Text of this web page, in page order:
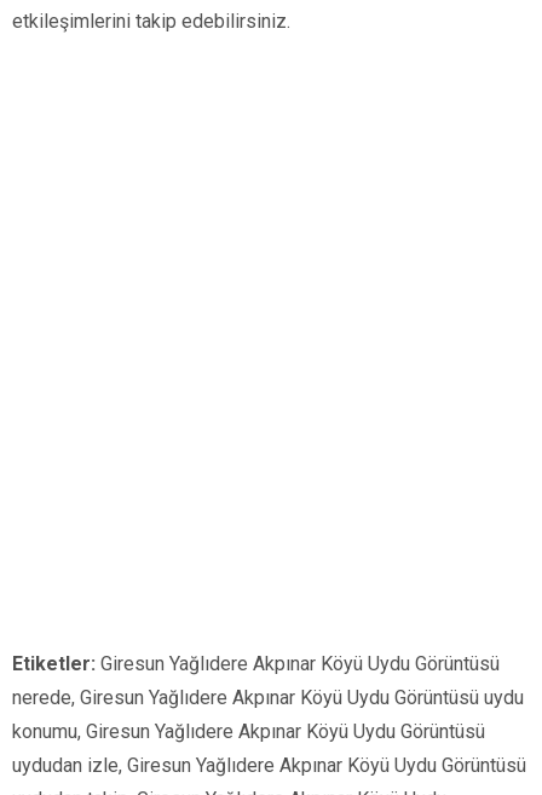
etkileşimlerini takip edebilirsiniz.
Etiketler: Giresun Yağlıdere Akpınar Köyü Uydu Görüntüsü
nerede, Giresun Yağlıdere Akpınar Köyü Uydu Görüntüsü uydu
konumu, Giresun Yağlıdere Akpınar Köyü Uydu Görüntüsü
uydudan izle, Giresun Yağlıdere Akpınar Köyü Uydu Görüntüsü